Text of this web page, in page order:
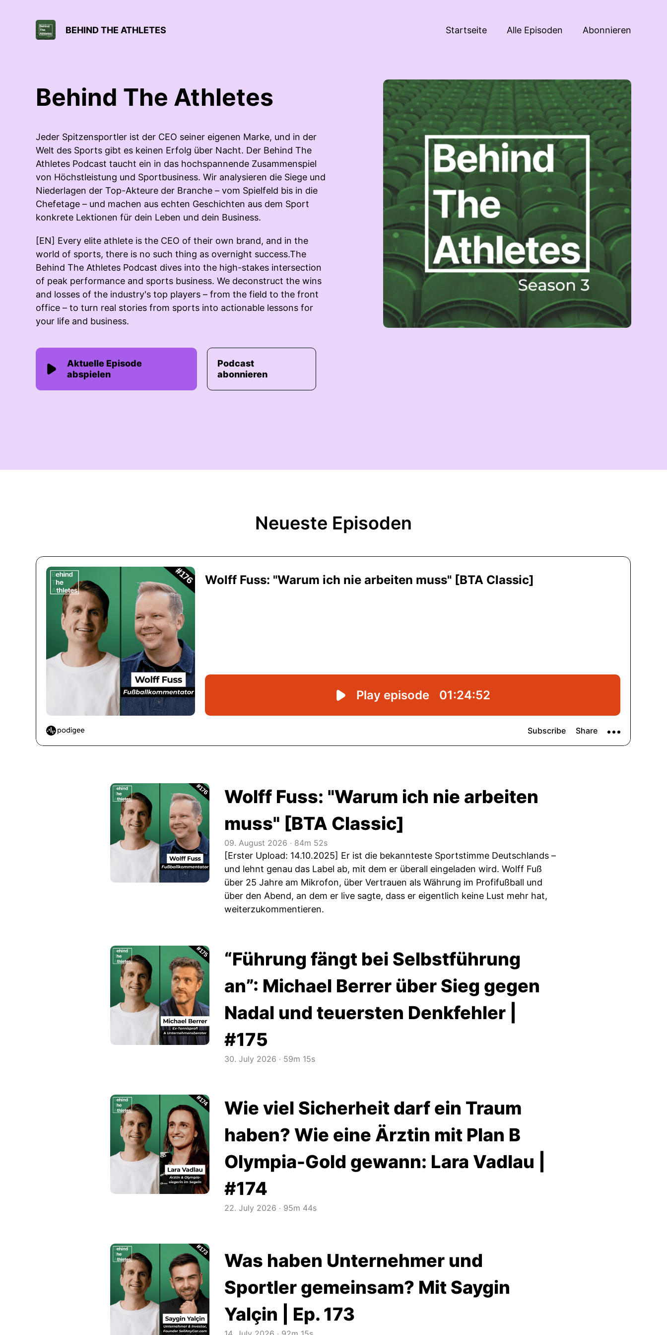
BEHIND THE ATHLETES Startseite Alle Episoden Abonnieren
Behind The Athletes
Jeder Spitzensportler ist der CEO seiner eigenen Marke, und in der
Welt des Sports gibt es keinen Erfolg über Nacht. Der Behind The
Athletes Podcast taucht ein in das hochspannende Zusammenspiel
von Höchstleistung und Sportbusiness. Wir analysieren die Siege und
Niederlagen der Top-Akteure der Branche – vom Spielfeld bis in die
Chefetage – und machen aus echten Geschichten aus dem Sport
konkrete Lektionen für dein Leben und dein Business.
[EN] Every elite athlete is the CEO of their own brand, and in the
world of sports, there is no such thing as overnight success.The
Behind The Athletes Podcast dives into the high-stakes intersection
of peak performance and sports business. We deconstruct the wins
and losses of the industry's top players – from the field to the front
office – to turn real stories from sports into actionable lessons for
your life and business.
Aktuelle Episode
abspielen
Podcast
abonnieren
Neueste Episoden
Wolff Fuss: "Warum ich nie arbeiten
muss" [BTA Classic]
09. August 2026 ‧ 84m 52s
[Erster Upload: 14.10.2025] Er ist die bekannteste Sportstimme Deutschlands –
und lehnt genau das Label ab, mit dem er überall eingeladen wird. Wolff Fuß
über 25 Jahre am Mikrofon, über Vertrauen als Währung im Profifußball und
über den Abend, an dem er live sagte, dass er eigentlich keine Lust mehr hat,
weiterzukommentieren.
“Führung fängt bei Selbstführung
an”: Michael Berrer über Sieg gegen
Nadal und teuersten Denkfehler |
#175
30. July 2026 ‧ 59m 15s
Wie viel Sicherheit darf ein Traum
haben? Wie eine Ärztin mit Plan B
Olympia-Gold gewann: Lara Vadlau |
#174
22. July 2026 ‧ 95m 44s
Was haben Unternehmer und
Sportler gemeinsam? Mit Saygin
Yalçin | Ep. 173